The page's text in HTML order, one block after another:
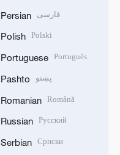
Persian فارسی
Polish Polski
Portuguese Português
Pashto پښتو
Romanian Română
Russian Русский
Serbian Српски